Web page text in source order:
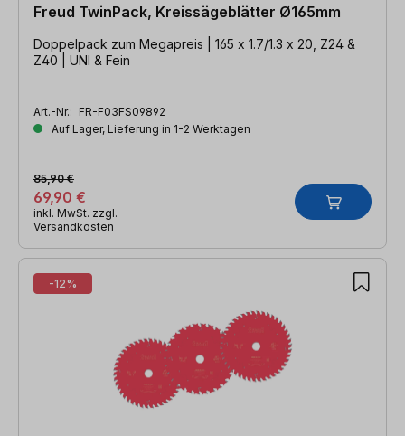
Freud TwinPack, Kreissägeblätter Ø165mm
Doppelpack zum Megapreis | 165 x 1.7/1.3 x 20, Z24 &
Z40 | UNI & Fein
Art.-Nr.: FR-F03FS09892
Auf Lager, Lieferung in 1-2 Werktagen
69,90 €
85,90 €
inkl. MwSt. zzgl.
Versandkosten
-12%